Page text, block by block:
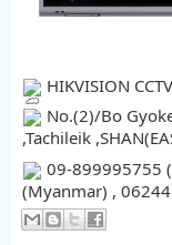
HIKVISION
No.(2)/Bo
,Tachileik
09-899995755
(Myanmar) ,